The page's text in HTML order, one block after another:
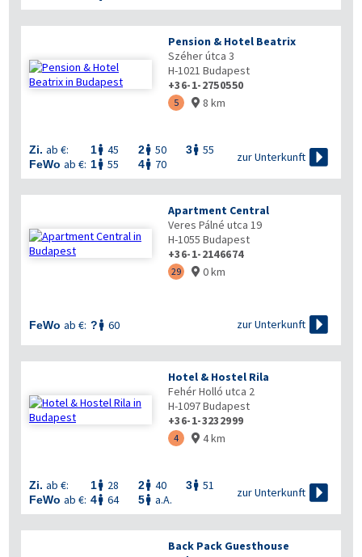
Pension & Hotel Beatrix
Széher útca 3
H-1021 Budapest
+36-1-2750550
5  8 km
Zi. ab €: 1 45 2 50 3 55
FeWo ab €: 1 55 4 70
zur Unterkunft 
Apartment Central
Veres Pálné utca 19
H-1055 Budapest
+36-1-2146674
29  0 km
FeWo ab €: ?  60 zur Unterkunft 
Hotel & Hostel Rila
Fehér Holló utca 2
H-1097Budapest
+36-1-3232999
4  4 km
Zi. ab €: 1 28 2 40 3 51
FeWo ab €: 4 64 5 a.A.
zur Unterkunft 
Back Pack Guesthouse